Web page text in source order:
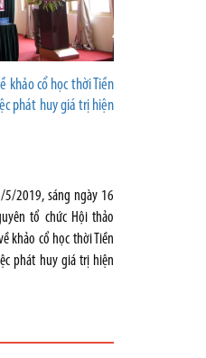
khảo cổ học thời Tiền
phát huy giá trị hiện
5/2019, sáng ngày 16
tổ chức Hội thảo
khảo cổ học thời Tiền
phát huy giá trị hiện